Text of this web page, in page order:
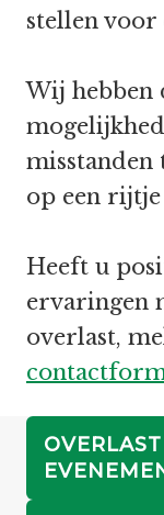
stellen voor
Wij hebben
misstanden
op een rijtje
Heeft u
ervaringen
overlast,